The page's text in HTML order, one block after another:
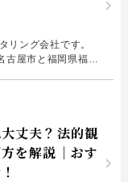
福岡支店直通
419-2433
リング会社です。
古屋市と福岡県福岡
ください。 熊本県
丈夫？法的観
を解説｜おす